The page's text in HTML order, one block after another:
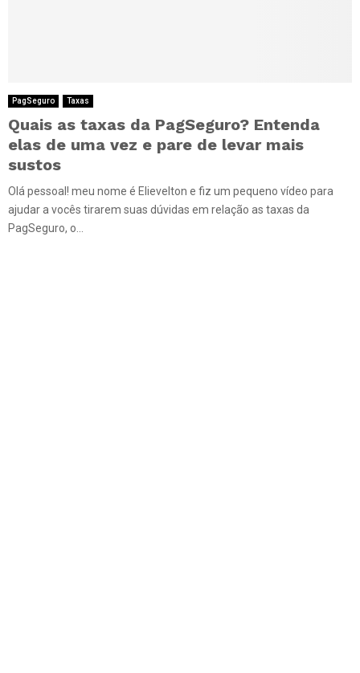
PagSeguro Taxas
Quais as taxas da PagSeguro? Entenda
elas de uma vez e pare de levar mais
sustos
Olá pessoal! meu nome é Elievelton e fiz um pequeno vídeo para
ajudar a vocês tirarem suas dúvidas em relação as taxas da
PagSeguro, o...